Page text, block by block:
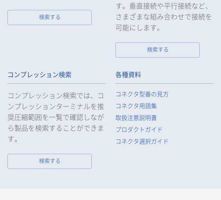
当社は、個人情報報保護のための管理体制および取り組みを継
続的に見直し、定期的に評価を実施し、その改善に努めてまい
ります。
個人情報の取得
当社は、当社サービスの提供にあたり、お客様等の氏名、住
所、電話番号、電子メールアドレス、勤務先情報（所属会社
名、所属部署名、役職、住所、電話（FAX）番号等）、性別、銀
行口座情報等の個人情報を取得します。当社は、適正に個人情
報を取得し、偽りその他不正の手段により取得することはいた
なお、当社は、Cookieおよびその他のトラッキング技術（例え
ばWebビーコン）を使用して、IPアドレス等の識別子を含む、
検索する
す。垂直接続や平行接続など、
さまざまな組み合わせで接続を
可能にします。
検索する
コンプレッション検索
コンプレッション検索では、コ
ンプレッションターミナルを推
奨圧縮範囲を一覧で確認しなが
ら製品を検索することができま
す。
検索する
各種資料
コネクタ型番の見方
コネクタ用語集
取扱注意説明書
プロダクトガイド
コネクタ選択ガイド